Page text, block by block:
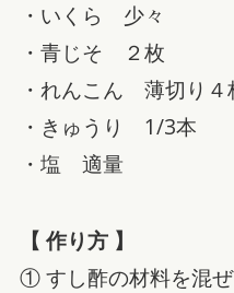
・いくら 少々
・青じそ ２枚
・れんこん 薄切り４
・きゅうり 1/3本
・塩 適量
【 作り方 】
① すし酢の材料を混